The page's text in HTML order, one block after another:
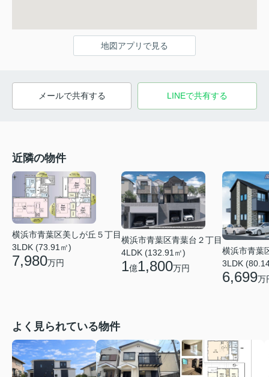
地図アプリで見る
メールで共有する LINEで共有する
近隣の物件
横浜市青葉区美しが丘５丁目
3LDK (73.91㎡)
7,980万円
横浜市青葉区青葉台２丁目
4LDK (132.91㎡)
1億1,800万円
横浜市青葉
3LDK
6,699万
よく見られている物件